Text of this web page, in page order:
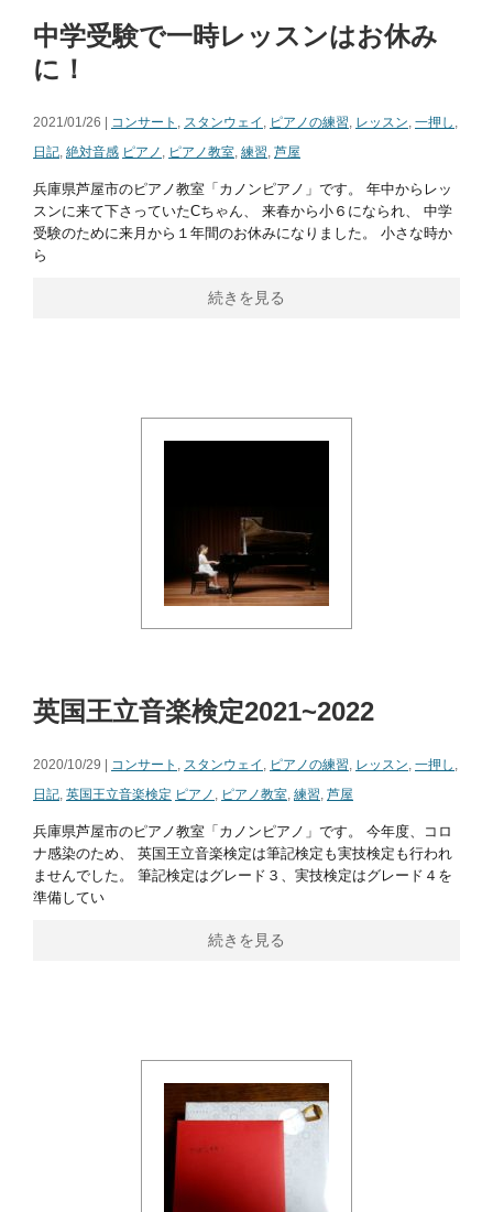
中学受験で一時レッスンはお休み
に！
2021/01/26 | コンサート , スタンウェイ , ピアノの練習, レッスン, 一押し ,
日記, 絶対音感 ピアノ , ピアノ教室, 練習, 芦屋
兵庫県芦屋市のピアノ教室「カノンピアノ」です。 年中からレッ
スンに来て下さっていたCちゃん、 来春から小６になられ、 中学
受験のために来月から１年間のお休みになりました。 小さな時か
ら
続きを見る
英国王立音楽検定2021~2022
2020/10/29 | コンサート , スタンウェイ , ピアノの練習, レッスン, 一押し ,
日記, 英国王立音楽検定 ピアノ , ピアノ教室, 練習, 芦屋
兵庫県芦屋市のピアノ教室「カノンピアノ」です。 今年度、コロ
ナ感染のため、 英国王立音楽検定は筆記検定も実技検定も行われ
ませんでした。 筆記検定はグレード３、実技検定はグレード４を
準備してい
続きを見る